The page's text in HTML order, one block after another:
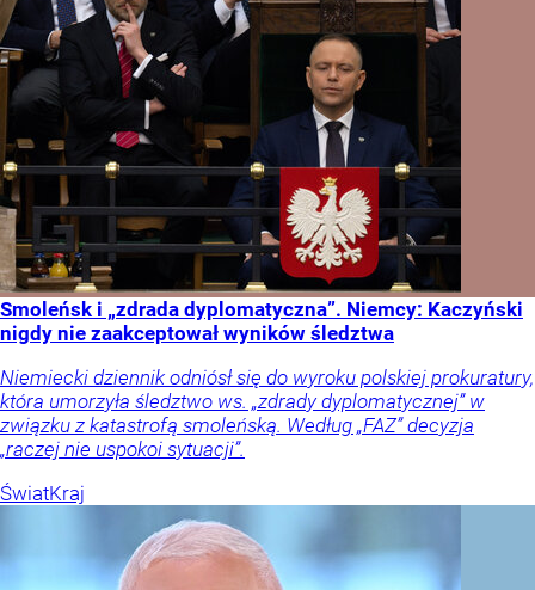
Smoleńsk i „zdrada dyplomatyczna”. Niemcy: Kaczyński
nigdy nie zaakceptował wyników śledztwa
Niemiecki dziennik odniósł się do wyroku polskiej prokuratury,
która umorzyła śledztwo ws. „zdrady dyplomatycznej” w
związku z katastrofą smoleńską. Według „FAZ” decyzja
„raczej nie uspokoi sytuacji”.
ŚwiatKraj